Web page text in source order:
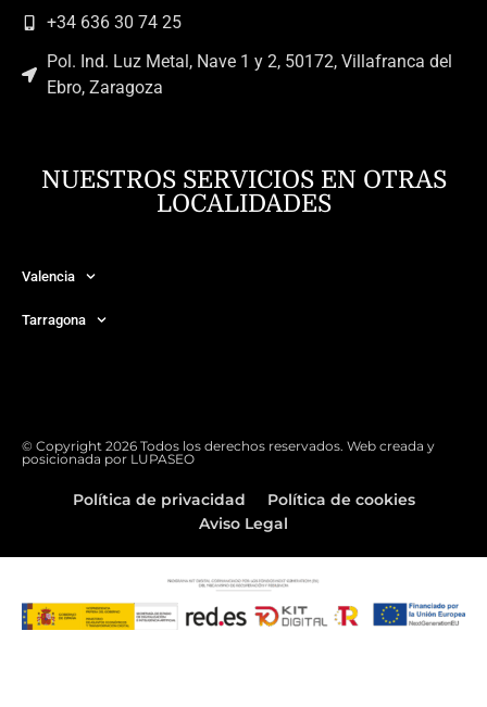
+34 636 30 74 25
Pol. Ind. Luz Metal, Nave 1 y 2, 50172, Villafranca del
Ebro, Zaragoza
NUESTROS SERVICIOS EN OTRAS
LOCALIDADES
Valencia
Tarragona
© Copyright 2026 Todos los derechos reservados. Web creada y
posicionada por LUPASEO
Política de privacidad
Política de cookies
Aviso Legal